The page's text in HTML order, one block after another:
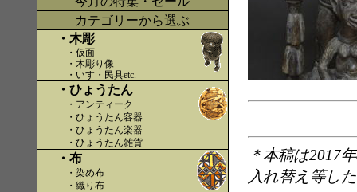
カテゴリーから選ぶ
・木彫
・仮面
・木彫り像
・いす・民具etc.
・ひょうたん
・アンティーク
・ひょうたん容器
・ひょうたん楽器
・ひょうたん雑貨
・布
・染め布
・織り布
＊本稿は2017
入れ替え等し